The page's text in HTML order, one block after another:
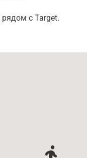
рядом с Target.